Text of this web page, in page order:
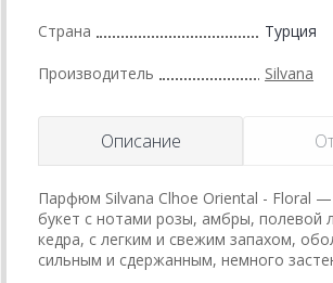
Страна Турция
Производитель Silvana
Описание
Парфюм Silvana Clhoe Oriental - Floral
букет с нотами розы, амбры, полевой
кедра, с легким и свежим запахом,
сильным и сдержанным, немного